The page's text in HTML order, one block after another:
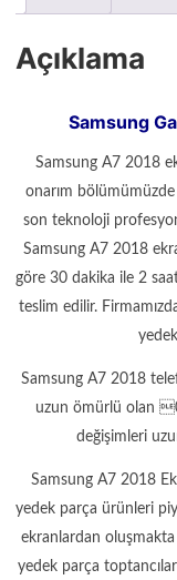
Açıklama
Samsung
Samsung A7 2018
onarım
son teknoloji
Samsung A7 2018
göre 30 dakika ile 2
teslim edilir.
Samsung A7 2018
uzun ömürlü olan
değişimleri
Samsung A7 2018
yedek parça ürünleri
ekranlardan
yedek parça